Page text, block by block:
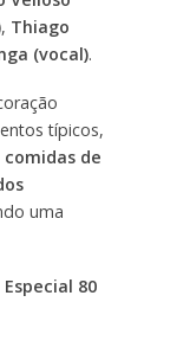
, Thiago
(vocal).
típicos,
comidas de
uma
80